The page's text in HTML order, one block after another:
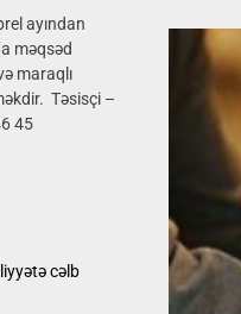
ABŞ-nin Azərbaycan
Qəzaya şərait yaradan
Binədə meşə fonduna
DİN, Baş Prokurorluq və
Avropanın 18 ilə
ABŞ-nin Azərbaycan
ayından
məqsəd
maraqlı
Təsisçi –
45
cəlb